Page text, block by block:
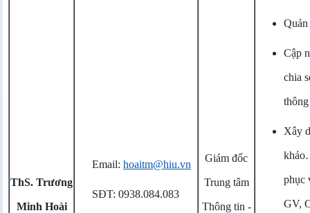
ThS. Trương
Minh Hoài
Email: hoaitm@hiu.vn
SĐT: 0938.084.083
Giám đốc
Trung tâm
Thông tin -
Cập
chia
Xây
phục
GV,